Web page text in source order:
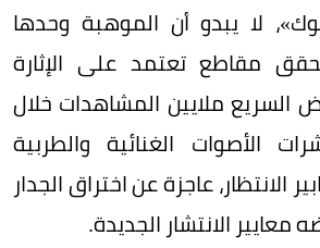
لا يبدو أن الموهبة وحدها
مقاطع تعتمد على الإثارة
السريع ملايين المشاهدات خلال
الأصوات الغنائية والطربية
الانتظار، عاجزة عن اختراق الجدار
الانتشار الجديدة.